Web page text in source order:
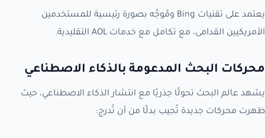
يعتمد على تقنيات Bing ومُوجَّه بصورة رئيسية للمستخدمين
الأمريكيين القدامى، مع تكامل مع خدمات AOL التقليدية.
محركات البحث المدعومة بالذكاء الاصطناعي
يشهد عالم البحث تحولًا جذريًا مع انتشار الذكاء الاصطناعي، حيث
ظهرت محركات جديدة تُجيب بدلًا من أن تُدرج: